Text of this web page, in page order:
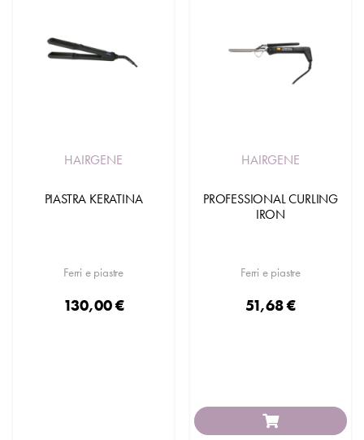
HAIRGENE
PIASTRA KERATINA
Ferri e piastre
130,00 €
HAIRGENE
PROFESSIONAL CURLING
IRON
Ferri e piastre
51,68 €